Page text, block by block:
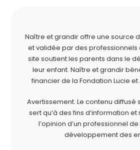
Naître et grandir offre une source
et validée par des professionnels
site soutient les parents dans le
leur enfant. Naître et grandir
financier de la Fondation Lucie
Avertissement. Le contenu diffusé
sert qu’à des fins d’information
l’opinion d’un professionnel
développement des